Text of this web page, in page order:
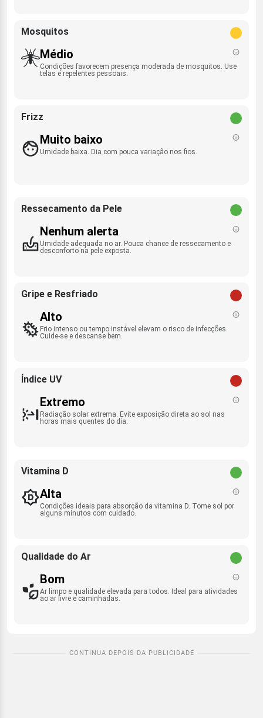
Mosquitos
Médio
Condições favorecem presença moderada de mosquitos. Use
telas e repelentes pessoais.
Frizz
Muito baixo
Umidade baixa. Dia com pouca variação nos fios.
Ressecamento da Pele
Nenhum alerta
Umidade adequada no ar. Pouca chance de ressecamento e
desconforto na pele exposta.
Gripe e Resfriado
Alto
Frio intenso ou tempo instável elevam o risco de infecções.
Cuide-se e descanse bem.
Índice UV
Extremo
Radiação solar extrema. Evite exposição direta ao sol nas
horas mais quentes do dia.
Vitamina D
Alta
Condições ideais para absorção da vitamina D. Tome sol por
alguns minutos com cuidado.
Qualidade do Ar
Bom
Ar limpo e qualidade elevada para todos. Ideal para atividades
ao ar livre e caminhadas.